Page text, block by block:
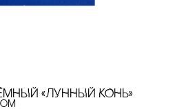
«ЛУННЫЙ КОНЬ»